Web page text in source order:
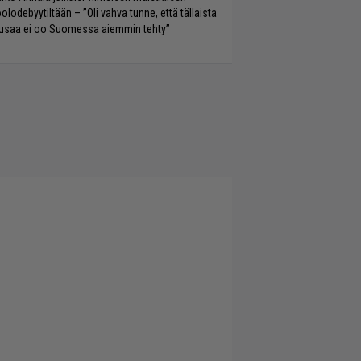
– ”Oli vahva tunne, että tällaista
ei oo Suomessa aiemmin tehty”